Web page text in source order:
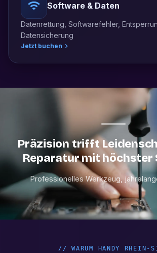
Software & Daten
Datenrettung, Softwarefehler,
Datensicherung
Jetzt buchen
Präzision trifft
Reparatur mit
Professionelles Werkzeug,
//WARUM HANDY RHEIN-